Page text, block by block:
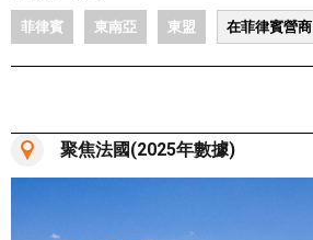
菲律賓 東南亞 東盟 在菲律賓營商
聚焦法國(2025年數據)